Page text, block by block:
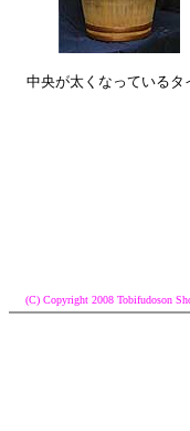
中央が太くなっているタ
(C) Copyright 2008 Tobifudoson